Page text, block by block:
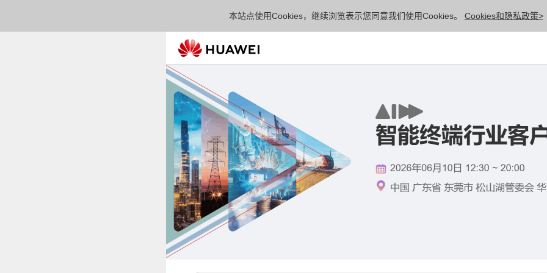
本站点使用Cookies，继续浏览表示您同意我们使用Cookies。 Cookies和隐私政策>